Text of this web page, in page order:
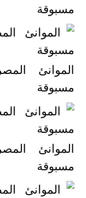
مسبوقة
الموانئ
مسبوقة
الموانئ
مسبوقة